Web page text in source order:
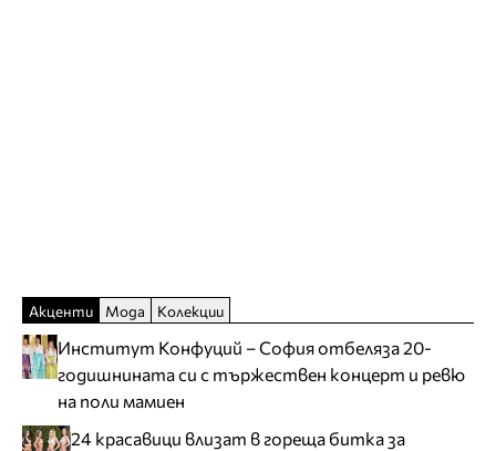
Акценти Мода Колекции
Институт Конфуций – София отбеляза 20-
годишнината си с тържествен концерт и ревю
на поли мамиен
24 красавици влизат в гореща битка за